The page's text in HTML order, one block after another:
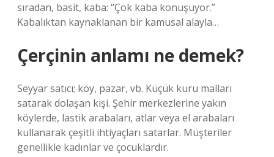
sıradan, basit, kaba: “Çok kaba konuşuyor.”
Kabalıktan kaynaklanan bir kamusal alayla…
Çerçinin anlamı ne demek?
Seyyar satıcı; köy, pazar, vb. Küçük kuru malları
satarak dolaşan kişi. Şehir merkezlerine yakın
köylerde, lastik arabaları, atlar veya el arabaları
kullanarak çeşitli ihtiyaçları satarlar. Müşteriler
genellikle kadınlar ve çocuklardır.